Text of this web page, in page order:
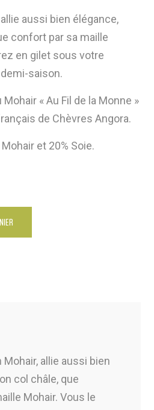
aussi bien élégance,
confort par sa maille
en gilet sous votre
saison.
« Au Fil de la Monne »
de Chèvres Angora.
et 20% Soie.
Mohair, allie aussi bien
col châle, que
Mohair. Vous le